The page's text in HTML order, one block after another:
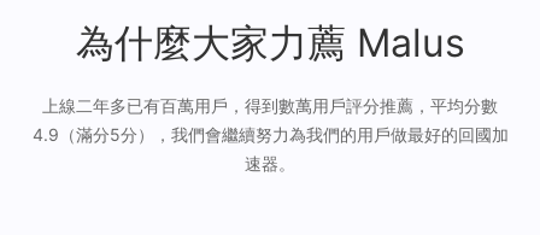
為什麼大家力薦 Malus
上線二年多已有百萬用戶，得到數萬用戶評分推薦，平均分數
4.9（滿分5分），我們會繼續努力為我們的用戶做最好的回國加
速器。